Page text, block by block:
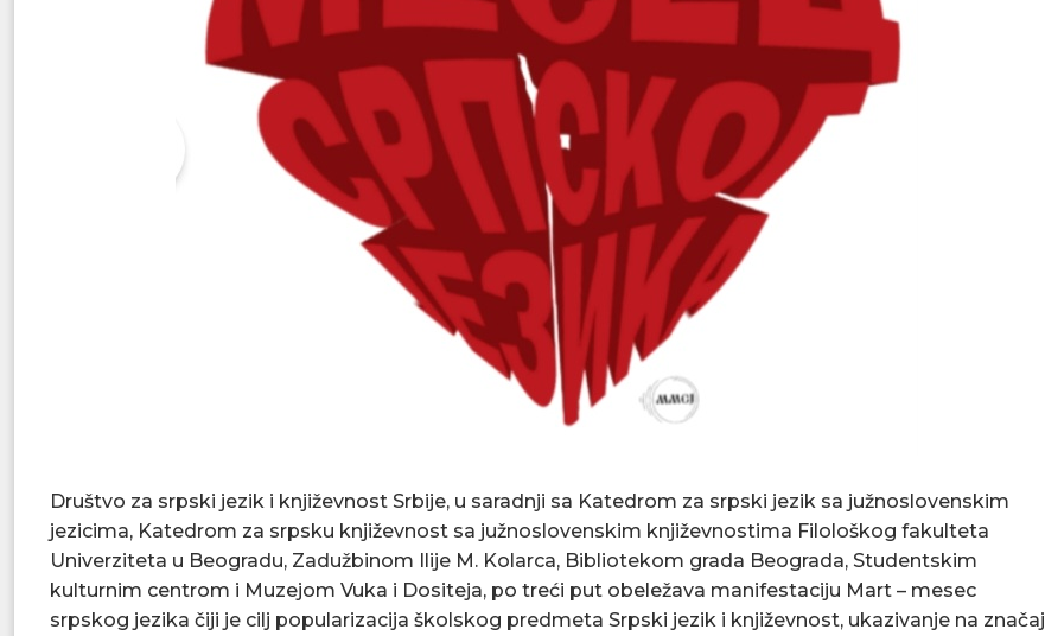
Društvo za srpski jezik i književnost Srbije, u saradnji sa Katedrom za srpski jezik sa južnoslovenskim
jezicima, Katedrom za srpsku književnost sa južnoslovenskim književnostima Filološkog fakulteta
Univerziteta u Beogradu, Zadužbinom Ilije M. Kolarca, Bibliotekom grada Beograda, Studentskim
kulturnim centrom i Muzejom Vuka i Dositeja, po treći put obeležava manifestaciju Mart – mesec
srpskog jezika čiji je cilj popularizacija školskog predmeta Srpski jezik i književnost, ukazivanje na značaj